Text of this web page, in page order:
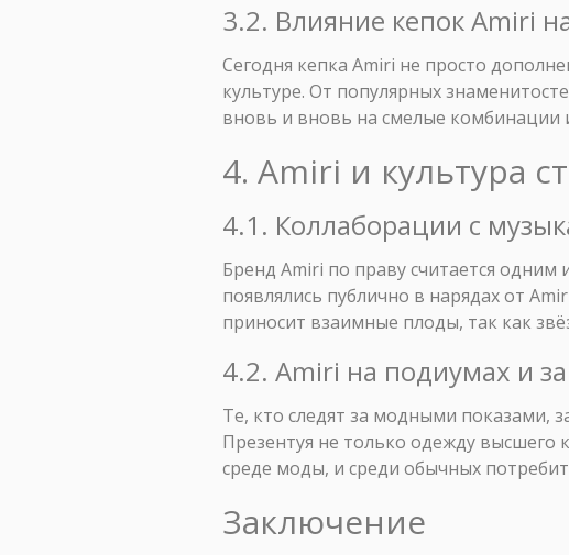
3.2. Влияние кепок Amiri
Сегодня кепка Amiri не просто
культуре. От популярных
вновь и вновь на смелые комбинации
4. Amiri и культура
4.1. Коллаборации с
Бренд Amiri по праву считается
появлялись публично в нарядах от
приносит взаимные плоды, так как
4.2. Amiri на подиумах и
Те, кто следят за модными показами,
Презентуя не только одежду высшего
среде моды, и среди обычных
Заключение